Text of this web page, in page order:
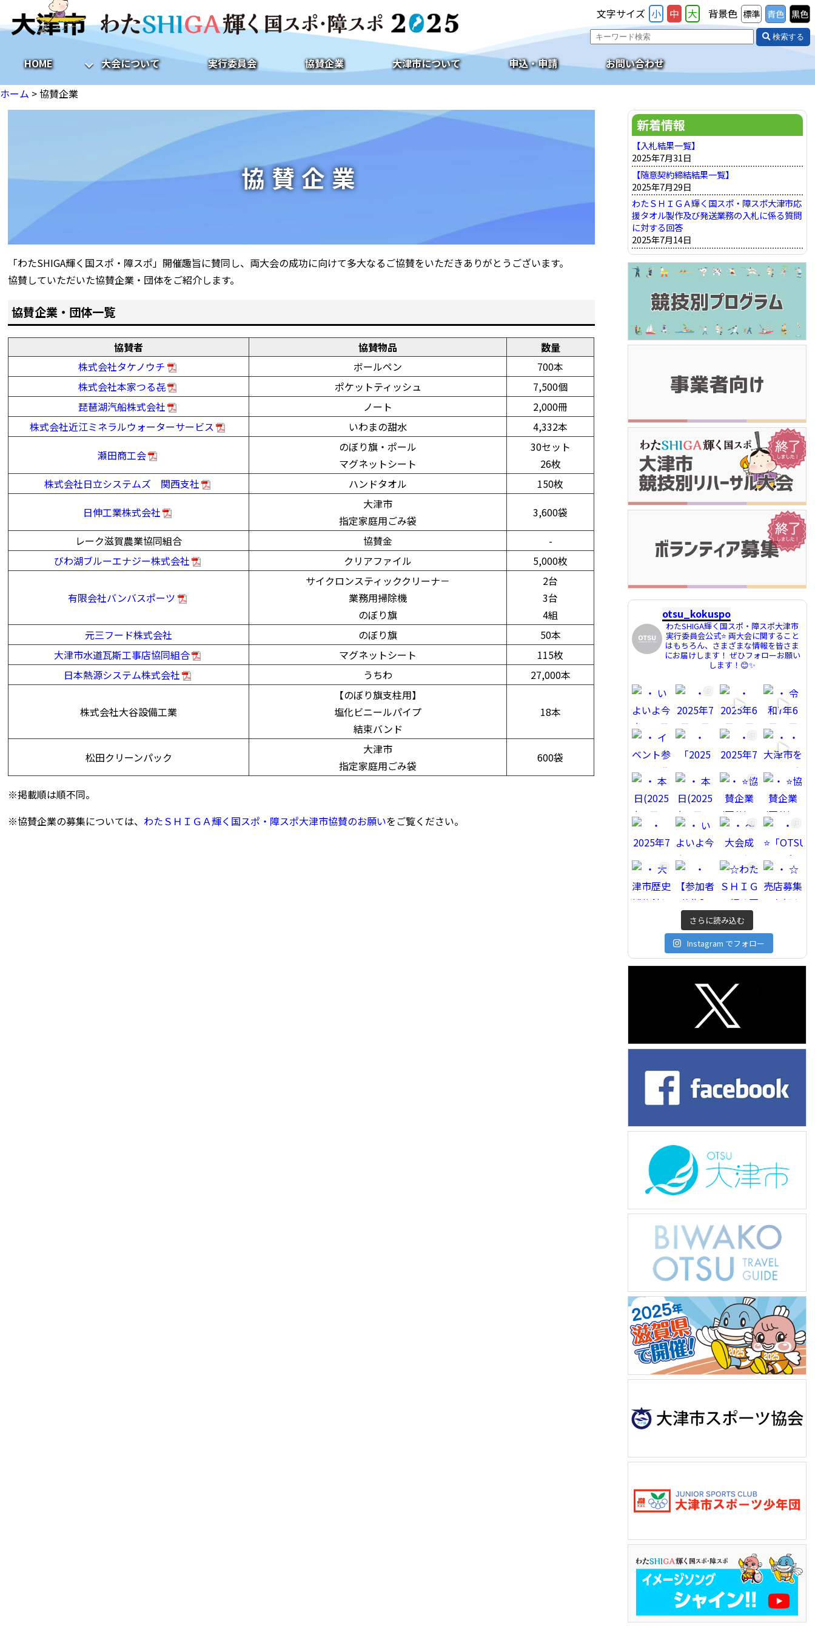
背景色 標準 青色 黒色
文字サイズ 小 中 大
検索する
HOME 大会について 実行委員会 協賛企業 大津市について 申込・申請 お問い合わせ
ホーム >協賛企業
協賛企業
「わたSHIGA輝く国スポ・障スポ」開催趣旨に賛同し、両大会の成功に向けて多大なるご協賛をいただきありがとうございます。
協賛していただいた協賛企業・団体をご紹介します。
協賛企業・団体一覧
協賛者 協賛物品
数量
株式会社タケノウチ
ボールペン
700本
株式会社本家つる㐂
ポケットティッシュ
7,500個
琵琶湖汽船株式会社
ノート
2,000冊
株式会社近江ミネラルウォーターサービス
いわまの甜水
4,332本
瀬田商工会
のぼり旗・ポール
マグネットシート
30セット
26枚
株式会社日立システムズ 関西支社
ハンドタオル
150枚
日伸工業株式会社
大津市
指定家庭用ごみ袋
3,600袋
レーク滋賀農業協同組合
協賛金
-
びわ湖ブルーエナジー株式会社
クリアファイル 5,000枚
有限会社バンバスポーツ
サイクロンスティッククリーナ－
業務用掃除機
のぼり旗
2台
3台
4組
元三フード株式会社
のぼり旗
50本
大津市水道瓦斯工事店協同組合
マグネットシート
115枚
日本熱源システム株式会社
うちわ 27,000本
株式会社大谷設備工業
【のぼり旗支柱用】
塩化ビニールパイプ
結束バンド
18本
松田クリーンパック
大津市
指定家庭用ごみ袋
600袋
※掲載順は順不同。
※協賛企業の募集については、 わたＳＨＩＧＡ輝く国スポ・障スポ大津市協賛のお願いをご覧ください。
新着情報
【入札結果一覧】
2025年7月31日
【随意契約締結結果一覧】
2025年7月29日
わたＳＨＩＧＡ輝く国スポ・障スポ大津市応
援タオル製作及び発送業務の入札に係る質問
に対する回答
2025年7月14日
otsu_kokuspo
わたSHIGA輝く国スポ・障スポ大津市
実行委員会公式⭐️両大会に関すること
はもちろん、さまざまな情報を皆さま
にお届けします！ ぜひフォローお願い
します！😊✨
さらに読み込む
Instagram でフォロー